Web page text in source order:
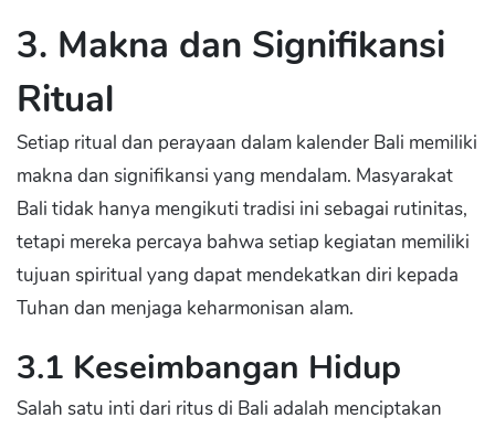
3. Makna dan Signifikansi
Ritual
Setiap ritual dan perayaan dalam kalender Bali memiliki
makna dan signifikansi yang mendalam. Masyarakat
Bali tidak hanya mengikuti tradisi ini sebagai rutinitas,
tetapi mereka percaya bahwa setiap kegiatan memiliki
tujuan spiritual yang dapat mendekatkan diri kepada
Tuhan dan menjaga keharmonisan alam.
3.1 Keseimbangan Hidup
Salah satu inti dari ritus di Bali adalah menciptakan